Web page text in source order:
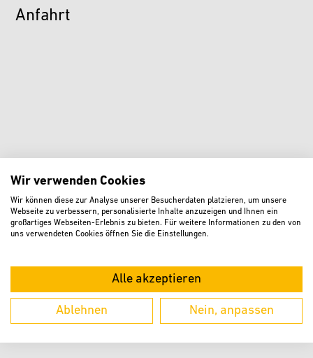
Anfahrt
Dienst aktivieren und der Datenübertragung
zustimmen. Mit dem Aufruf erklären Sie sich
einverstanden, dass Ihre Daten an Google übermittelt
werden.
Informationen zum Datenschutz finden Sie in der
Datenschutzerklärung
Dort können Sie diesen Dienst auch wieder
Wir verwenden Cookies
Wir können diese zur Analyse unserer Besucherdaten platzieren, um unsere
Webseite zu verbessern, personalisierte Inhalte anzuzeigen und Ihnen ein
großartiges Webseiten-Erlebnis zu bieten. Für weitere Informationen zu den von
uns verwendeten Cookies öffnen Sie die Einstellungen.
Alle akzeptieren
Ablehnen Nein, anpassen